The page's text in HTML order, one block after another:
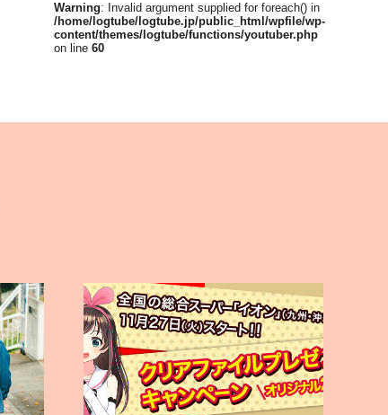
Warning: Invalid argument supplied for foreach() in
/home/logtube/logtube.jp/public_html/wpfile/wp-
content/themes/logtube/functions/youtuber.php
on line 60